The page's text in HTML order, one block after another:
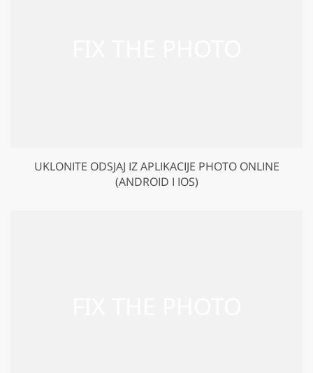
UKLONITE ODSJAJ IZ APLIKACIJE PHOTO ONLINE
(ANDROID I IOS)